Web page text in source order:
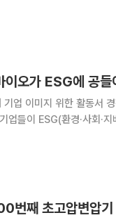
주를
오가 ESG에 공들
업 이미지 위한 활동서
등 사업 협력
번째 초고압변압